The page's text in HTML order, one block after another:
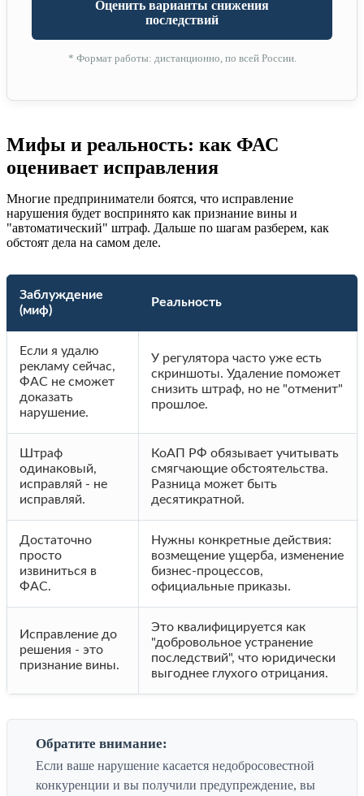
Оценить варианты снижения
последствий
* Формат работы: дистанционно, по всей России.
Мифы и реальность: как ФАС
оценивает исправления
Многие предприниматели боятся, что исправление
нарушения будет воспринято как признание вины и
"автоматический" штраф. Дальше по шагам разберем, как
обстоят дела на самом деле.
Заблуждение
(миф)
Реальность
Если я удалю
рекламу сейчас,
ФАС не сможет
доказать
нарушение.
У регулятора часто уже есть
скриншоты. Удаление поможет
снизить штраф, но не "отменит"
прошлое.
Штраф
одинаковый,
исправляй - не
исправляй.
КоАП РФ обязывает учитывать
смягчающие обстоятельства.
Разница может быть
десятикратной.
Достаточно
просто
извиниться в
ФАС.
Нужны конкретные действия:
возмещение ущерба, изменение
бизнес-процессов,
официальные приказы.
Исправление до
решения - это
признание вины.
Это квалифицируется как
"добровольное устранение
последствий", что юридически
выгоднее глухого отрицания.
Обратите внимание:
Если ваше нарушение касается недобросовестной
конкуренции и вы получили предупреждение, вы